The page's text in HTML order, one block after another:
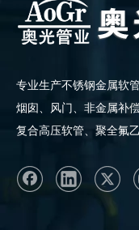
专业生产不锈钢金属软管
烟囱、风门、非金属补
复合高压软管、聚全氟